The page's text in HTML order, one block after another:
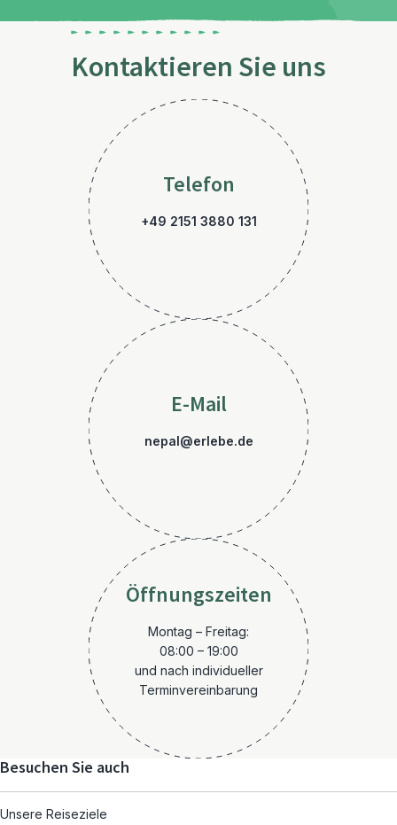
Kontaktieren Sie uns
Telefon
+49 2151 3880 131
E-Mail
nepal@erlebe.de
Öffnungszeiten
Montag – Freitag:
08:00 – 19:00
und nach individueller
Terminvereinbarung
Besuchen Sie auch
Unsere Reiseziele